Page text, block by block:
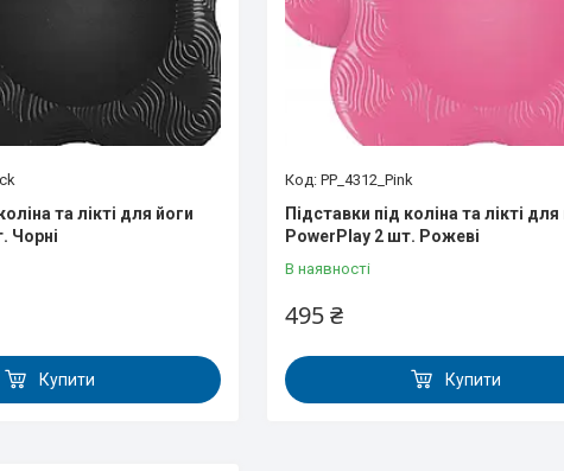
та лікті для йоги
Чорні
Купити
PP_4312_Pink
Підставки під коліна та лікті для
PowerPlay 2 шт. Рожеві
В наявності
495 ₴
Купити